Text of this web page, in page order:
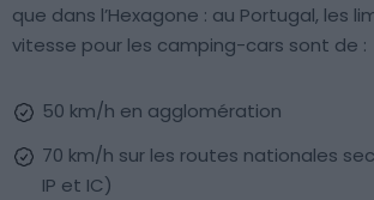
que dans l’Hexagone : au Portugal, les
vitesse pour les camping-cars sont de :
50 km/h en agglomération
70 km/h sur les routes nationales
IP et IC)